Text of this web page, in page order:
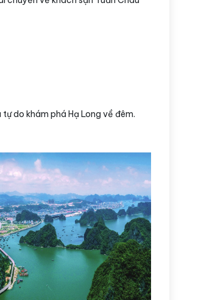
do khám phá Hạ Long về đêm.